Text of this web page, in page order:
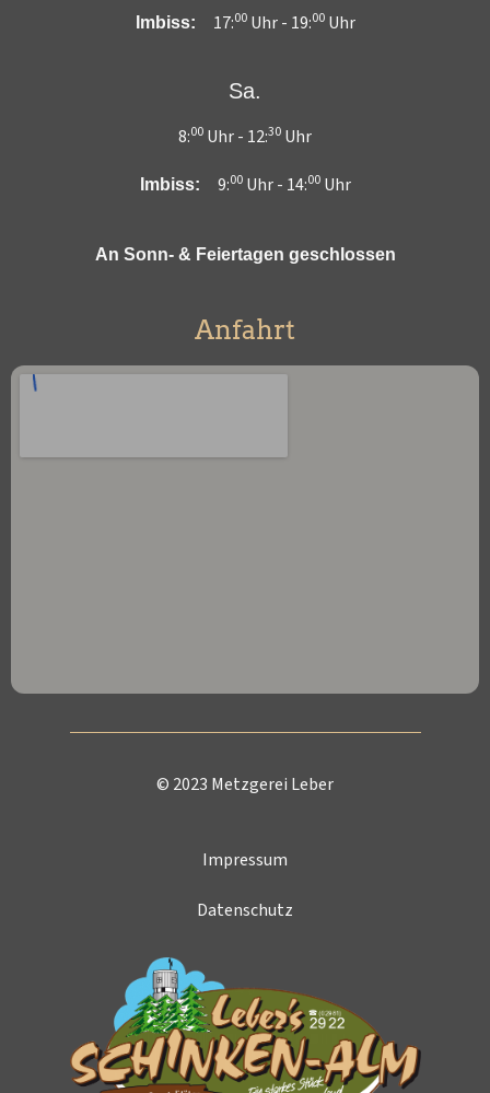
Imbiss: 17:00Uhr - 19:00Uhr
Sa.
8:00 Uhr - 12:30 Uhr
Imbiss: 9:00Uhr - 14:00Uhr
An Sonn- & Feiertagen geschlossen
Anfahrt
© 2023 Metzgerei Leber
Impressum
Datenschutz